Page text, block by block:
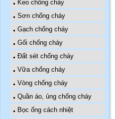
Keo chống cháy
Sơn chống cháy
Gạch chống cháy
Gối chống cháy
Đất sét chống cháy
Vữa chống cháy
Vòng chống cháy
Quần áo, ủng chống cháy
Bọc ống cách nhiệt